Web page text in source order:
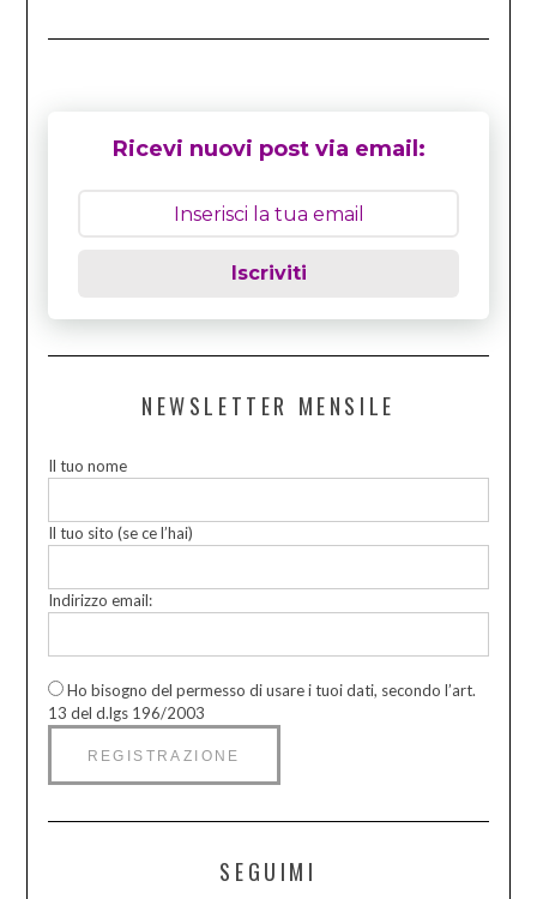
Ricevi nuovi post via email:
Iscriviti
NEWSLETTER MENSILE
Il tuo nome
Il tuo sito (se ce l’hai)
Indirizzo email:
Ho bisogno del permesso di usare i tuoi dati, secondo l’art.
13 del d.lgs 196/2003
SEGUIMI